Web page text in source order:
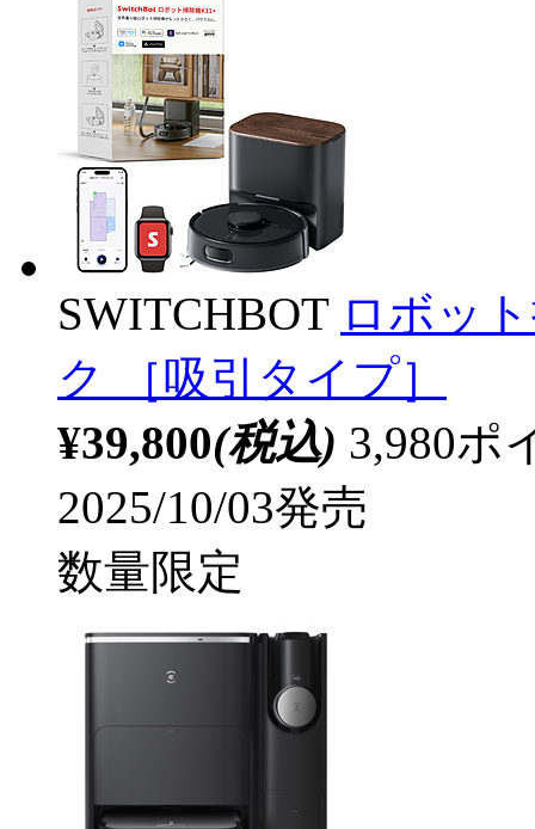
SWITCHBOT ロボッ
ク ［吸引タイプ］
¥39,800(税込) 3,980ポ
2025/10/03発売
数量限定